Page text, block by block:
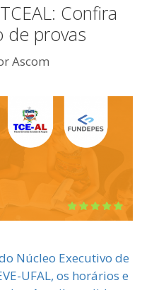
Confira
de provas
Ascom
Núcleo Executivo de
UFAL, os horários e